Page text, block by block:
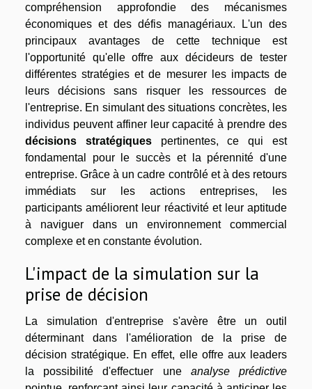
compréhension approfondie des mécanismes
économiques et des défis managériaux. L'un des
principaux avantages de cette technique est
l'opportunité qu'elle offre aux décideurs de tester
différentes stratégies et de mesurer les impacts de
leurs décisions sans risquer les ressources de
l'entreprise. En simulant des situations concrètes, les
individus peuvent affiner leur capacité à prendre des
décisions stratégiquespertinentes, ce qui est
fondamental pour le succès et la pérennité d'une
entreprise. Grâce à un cadre contrôlé et à des retours
immédiats sur les actions entreprises, les
participants améliorent leur réactivité et leur aptitude
à naviguer dans un environnement commercial
complexe et en constante évolution.
L'impact de la simulation sur la
prise de décision
La simulation d'entreprise s'avère être un outil
déterminant dans l'amélioration de la prise de
décision stratégique. En effet, elle offre aux leaders
la possibilité d'effectuer une analyse prédictive